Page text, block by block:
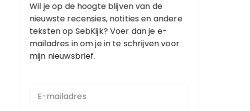
Wil je op de hoogte blijven van de
nieuwste recensies, notities en andere
teksten op SebKijk? Voer dan je e-
mailadres in om je in te schrijven voor
mijn nieuwsbrief.